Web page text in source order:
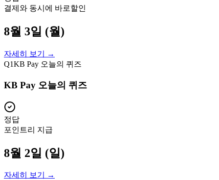
결제와 동시에 바로할인
8월 3일 (월)
자세히 보기 →
Q1KB Pay 오늘의 퀴즈
KB Pay 오늘의 퀴즈
정답
포인트리 지급
8월 2일 (일)
자세히 보기 →